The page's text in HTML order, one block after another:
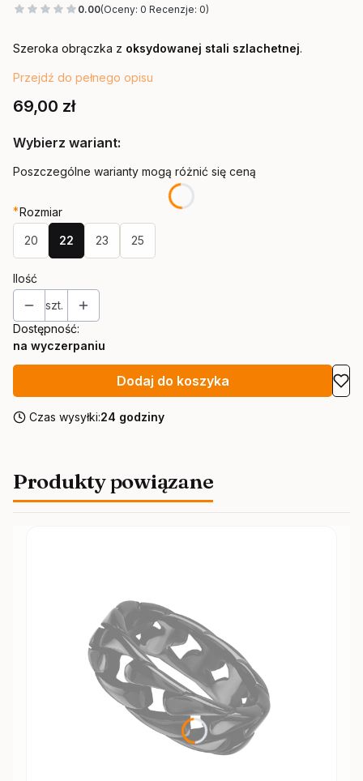
0.00(Oceny: 0 Recenzje: 0)
Szeroka obrączka z oksydowanej stali szlachetnej.
Przejdź do pełnego opisu
Cena
69,00 zł
Wybierz wariant:
Poszczególne warianty mogą różnić się ceną
*Rozmiar
20 22 23 25
Ilość
szt.
Dostępność:
na wyczerpaniu
Dodaj do koszyka
Czas wysyłki:24 godziny
Produkty powiązane